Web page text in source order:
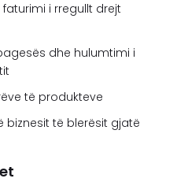
i rregullt drejt
dhe hulumtimi i
të produkteve
biznesit të blerësit gjatë